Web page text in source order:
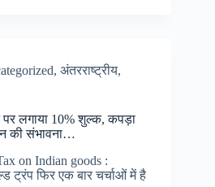
, अंतरराष्ट्रीय,
पर लगाया 10% शुल्क, कपड़ा
की संभावना…
on Indian goods :
ट्रंप फिर एक बार चर्चाओं में है